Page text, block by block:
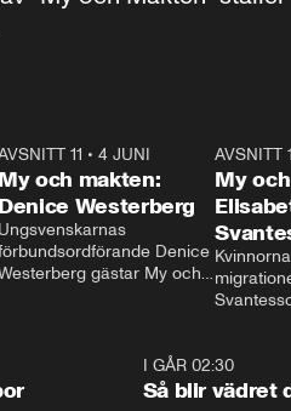
23:40
11 •4 JUNI
My och makten:
Denice Westerberg
Ungsvenskarnas
Denice
gästar My och
AVSNITT
My
I GÅR 02:30
Så blir vädret